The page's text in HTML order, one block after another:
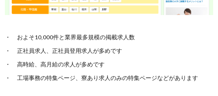
およそ10,000件と業界最多規模の掲載求人数
正社員求人、正社員登用求人が多めです
高時給、高月給の求人が多めです
工場事務の特集ページ、寮あり求人のみの特集ページなどがあります